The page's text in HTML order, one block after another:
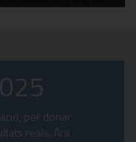
per donar
reals. Ara